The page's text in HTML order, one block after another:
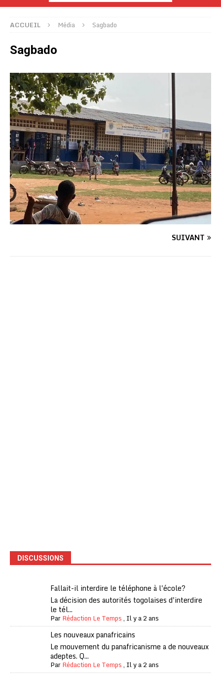
ACCUEIL Média Sagbado
Sagbado
SUIVANT
DISCUSSIONS
Fallait-il interdire le téléphone à l'école?
La décision des autorités togolaises d'interdire
le tél...
ParRédaction Le Temps, Il y a 2 ans
Les nouveaux panafricains
Le mouvement du panafricanisme a de nouveaux
adeptes. Q...
ParRédaction Le Temps, Il y a 2 ans